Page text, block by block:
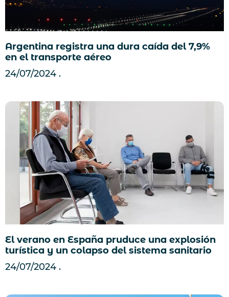
Argentina registra una dura caída del 7,9%
en el transporte aéreo
24/07/2024
El verano en España pruduce una explosión
turística y un colapso del sistema sanitario
24/07/2024